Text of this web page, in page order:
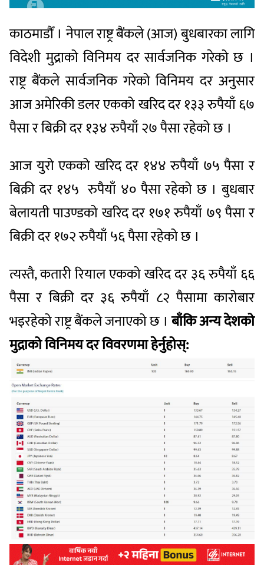
काठमाडौँ । नेपाल राष्ट्र बैंकले (आज) बुधबारका लागि
विदेशी मुद्राको विनिमय दर सार्वजनिक गरेको छ ।
राष्ट्र बैंकले सार्वजनिक गरेको विनिमय दर अनुसार
आज अमेरिकी डलर एकको खरिद दर १३३ रुपैयाँ ६७
पैसा र बिक्री दर १३४ रुपैयाँ २७ पैसा रहेको छ ।
आज युरो एकको खरिद दर १४४ रुपैयाँ ७५ पैसा र
बिक्री दर १४५ रुपैयाँ ४० पैसा रहेको छ । बुधबार
बेलायती पाउण्डको खरिद दर १७१ रुपैयाँ ७९ पैसा र
बिक्री दर १७२ रुपैयाँ ५६ पैसा रहेको छ ।
त्यस्तै, कतारी रियाल एकको खरिद दर ३६ रुपैयाँ ६६
पैसा र बिक्री दर ३६ रुपैयाँ ८२ पैसामा कारोबार
भइरहेको राष्ट्र बैंकले जनाएको छ । बाँकि अन्य देशको
मुद्राको विनिमय दर विवरणमा हेर्नुहोस्: